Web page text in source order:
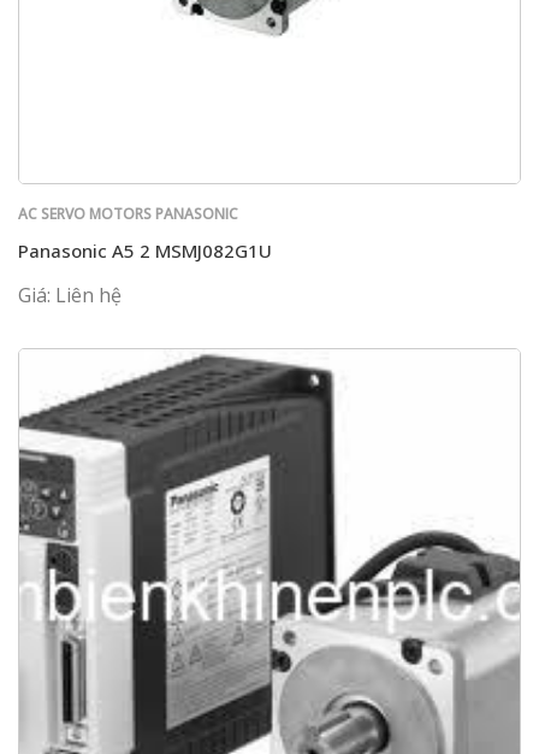
AC SERVO MOTORS PANASONIC
Panasonic A5 2 MSMJ082G1U
Giá: Liên hệ